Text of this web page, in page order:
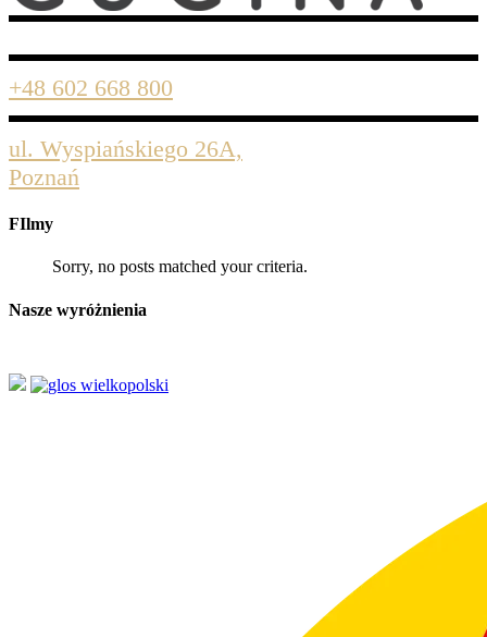
+48 602 668 800
ul. Wyspiańskiego 26A,
Poznań
FIlmy
Sorry, no posts matched your criteria.
Nasze wyróżnienia